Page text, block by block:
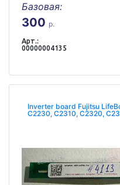
Базовая:
300 р.
Арт.:
00000004135
Inverter board Fujitsu
C2230, C2310, C2320,